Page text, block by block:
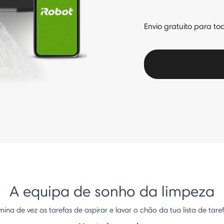
Envio gratuito para
A equipa de sonho da limpeza
de vez as tarefas de aspirar e lavar o chão da tua lista de